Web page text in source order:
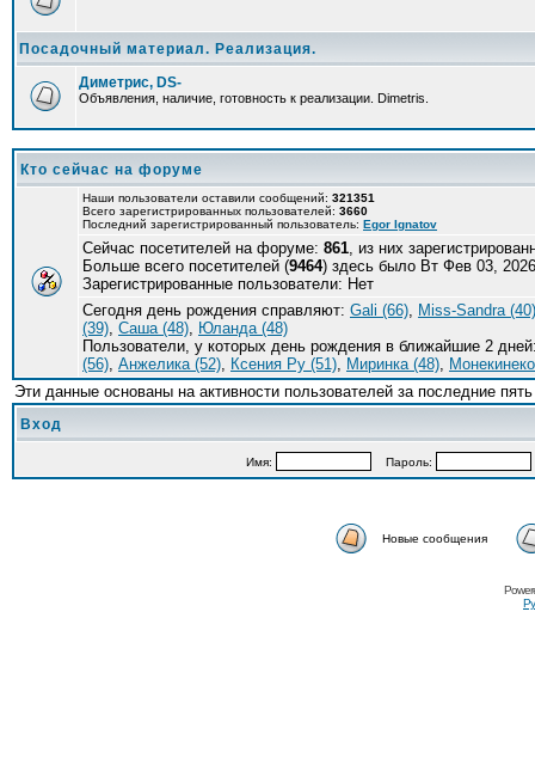
Посадочный материал. Реализация.
Диметрис, DS-
Объявления, наличие, готовность к реализации. Dimetris.
Кто сейчас на форуме
Наши пользователи оставили сообщений: 321351
Всего зарегистрированных пользователей: 3660
Последний зарегистрированный пользователь: Egor Ignatov
Сейчас посетителей на форуме: 861, из них
Больше всего посетителей (9464) здесь было Вт Фев 03,
Зарегистрированные пользователи: Нет
Сегодня день рождения справляют: Gali (66), Miss-Sandra (40)
(39), Саша (48), Юланда (48)
Пользователи, у которых день рождения в ближайшие 2
(56), Анжелика (52), Ксения Ру (51), Миринка (48),
Эти данные основаны на активности пользователей за последние
Вход
Имя: Пароль:
Новые сообщения